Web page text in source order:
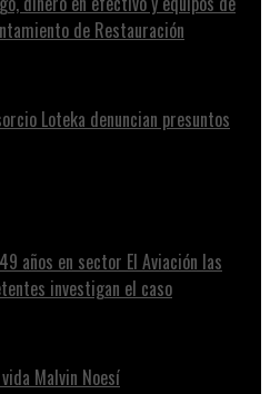
de Restauración
Loteka denuncian presuntos
años en sector El Aviación las
investigan el caso
Malvin Noesí